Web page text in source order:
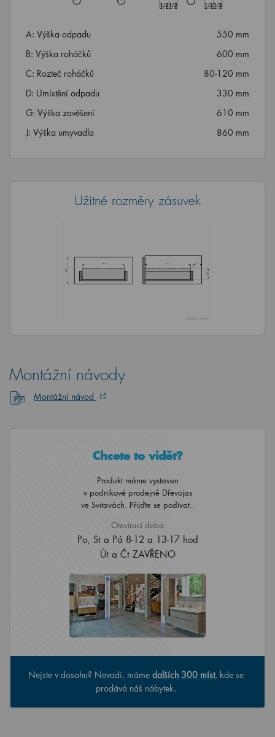
A: Výška odpadu
550 mm
B: Výška roháčků
600 mm
C: Rozteč roháčků
80-120 mm
D: Umístění odpadu
330 mm
G: Výška zavěšení
610 mm
J: Výška umyvadla
860 mm
Užitné rozměry zásuvek
Montážní návody
Montážní návod
Chcete to vidět?
Produkt máme vystaven
v podnikové prodejně Dřevojas
ve Svitavách. Přijďte se podívat..
Otevírací doba
Po, St a Pá 8-12 a 13-17 hod
Út a Čt ZAVŘENO
Nejste v dosahu? Nevadí, máme dalších 300 míst, kde se
prodává náš nábytek.